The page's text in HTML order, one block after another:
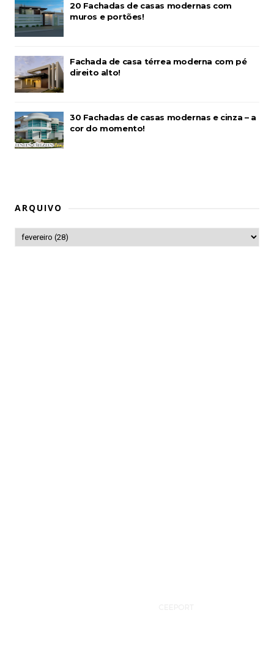
20 Fachadas de casas modernas com
muros e portões!
Fachada de casa térrea moderna com pé
direito alto!
30 Fachadas de casas modernas e cinza – a
cor do momento!
ARQUIVO